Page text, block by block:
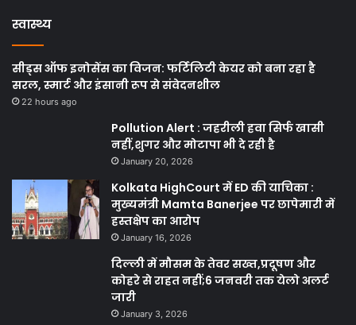
स्वास्थ्य
सीड्स ऑफ इनोसेंस का विजन: फर्टिलिटी केयर को बना रहा है
सरल, स्मार्ट और इंसानी रूप से संवेदनशील
22 hours ago
Pollution Alert : जहरीली हवा सिर्फ खासी
नहीं,शुगर और मोटापा भी दे रही है
January 20, 2026
Kolkata HighCourt में ED की याचिका :
मुख्यमंत्री Mamta Banerjee पर छापेमारी में
हस्तक्षेप का आरोप
January 16, 2026
दिल्ली में मौसम के तेवर सख्त,प्रदूषण और
कोहरे से राहत नहीं;6 जनवरी तक येलो अलर्ट
जारी
January 3, 2026